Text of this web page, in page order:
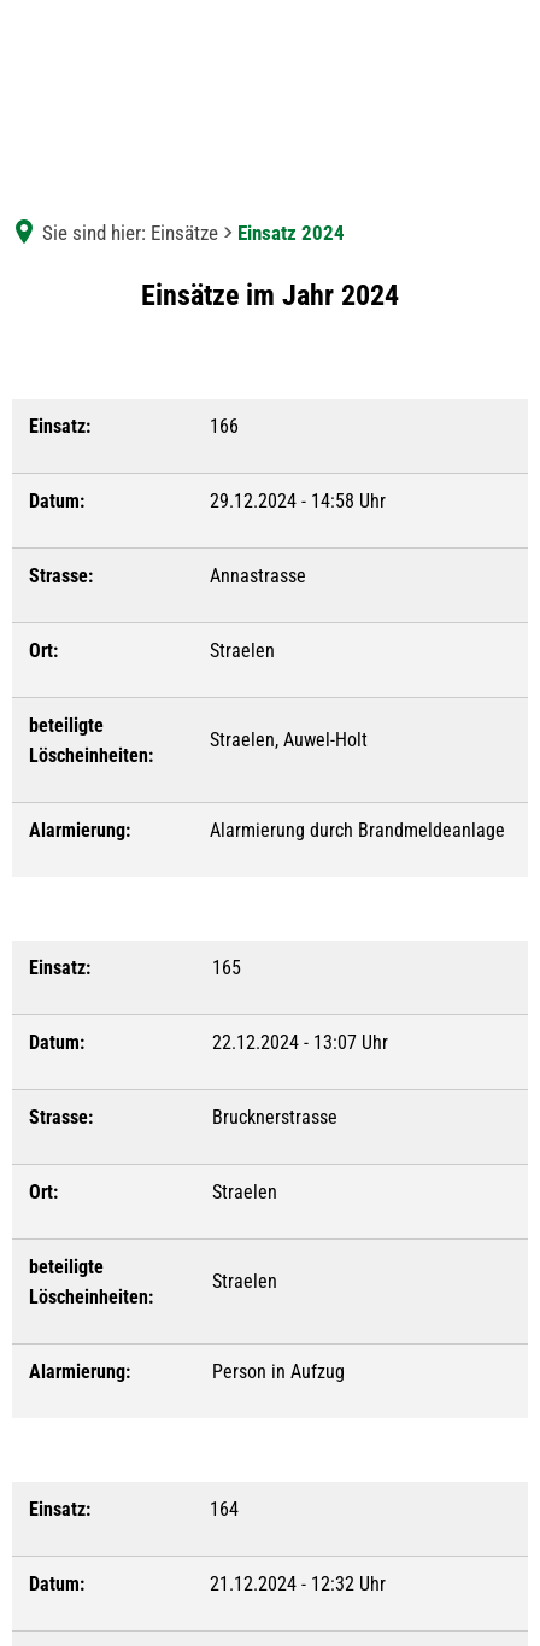
Sie sind hier: Einsätze Einsatz 2024
Einsätze im Jahr 2024
Einsatz: 166
Datum: 29.12.2024 - 14:58 Uhr
Strasse: Annastrasse
Ort: Straelen
beteiligte
Löscheinheiten:
Straelen, Auwel-Holt
Alarmierung: Alarmierung durch Brandmeldeanlage
Einsatz: 165
Datum: 22.12.2024 - 13:07 Uhr
Strasse: Brucknerstrasse
Ort: Straelen
beteiligte
Löscheinheiten:
Straelen
Alarmierung: Person in Aufzug
Einsatz: 164
Datum: 21.12.2024 - 12:32 Uhr